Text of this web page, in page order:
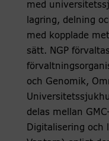
med
lagring, delning
med kopplade
sätt. NGP
och Genomik,
delas mellan
Digitalisering och